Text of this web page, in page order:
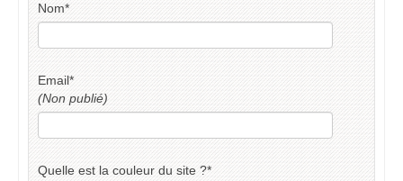
Nom*
Email*
(Non publié)
Quelle est la couleur du site ?*